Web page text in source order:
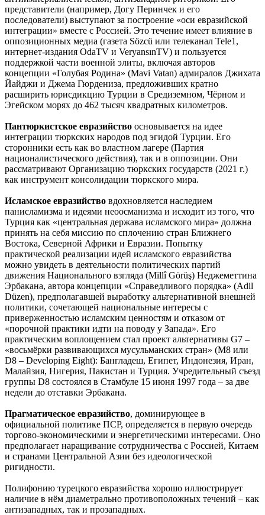
представители (например, Догу Перинчек и его
последователи) выступают за построение «оси евразийской
интеграции» вместе с Россией. Это течение имеет влияние в
оппозиционных медиа (газета Sözcü или телеканал Tele1,
интернет-издания OdaTV и VeryansınTV) и пользуется
поддержкой части военной элиты, включая авторов
концепции «Голубая Родина» (Mavi Vatan) адмиралов Джихата
Йайджи и Джема Гюрдениза, предложивших кратно
расширить юрисдикцию Турции в Средиземном, Чёрном и
Эгейском морях до 462 тысяч квадратных километров.
Пантюркистское евразийство основывается на идее
интеграции тюркских народов под эгидой Турции. Его
сторонники есть как во властном лагере (Партия
националистического действия), так и в оппозиции. Они
рассматривают Организацию тюркских государств (2021 г.)
как инструмент консолидации тюркского мира.
Исламское евразийство вдохновляется наследием
панисламизма и идеями неоосманизма и исходит из того, что
Турция как «центральная держава исламского мира» должна
принять на себя миссию по сплочению стран Ближнего
Востока, Северной Африки и Евразии. Попытку
практической реализации идей исламского евразийства
можно увидеть в деятельности политических партий
движения Национального взгляда (Millî Görüş) Неджеметтина
Эрбакана, автора концепции «Справедливого порядка» (Adil
Düzen), предполагавшей выработку альтернативной внешней
политики, сочетающей национальные интересы с
приверженностью исламским ценностям и отказом от
«порочной практики идти на поводу у Запада». Его
практическим воплощением стал проект альтернативы G7 –
«восьмёрки развивающихся мусульманских стран» (M8 или
D8 – Developing Eight): Бангладеш, Египет, Индонезия, Иран,
Малайзия, Нигерия, Пакистан и Турция. Учредительный съезд
группы D8 состоялся в Стамбуле 15 июня 1997 года – за две
недели до отставки Эрбакана.
Прагматическое евразийство, доминирующее в
официальной политике ПСР, определяется в первую очередь
торгово-экономическими и энергетическими интересами. Оно
предполагает наращивание сотрудничества с Россией, Китаем
и странами Центральной Азии без идеологической
ригидности.
Полифонию турецкого евразийства хорошо иллюстрирует
наличие в нём диаметрально противоположных течений – как
антизападных, так и прозападных.